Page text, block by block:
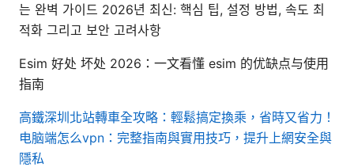
는 완벽 가이드 2026년 최신: 핵심 팁, 설정 방법, 속도 최
적화 그리고 보안 고려사항
Esim 好处 坏处 2026：一文看懂 esim 的优缺点与使用
指南
高鐵深圳北站轉車全攻略：輕鬆搞定換乘，省時又省力！
电脑端怎么vpn：完整指南與實用技巧，提升上網安全與
隱私